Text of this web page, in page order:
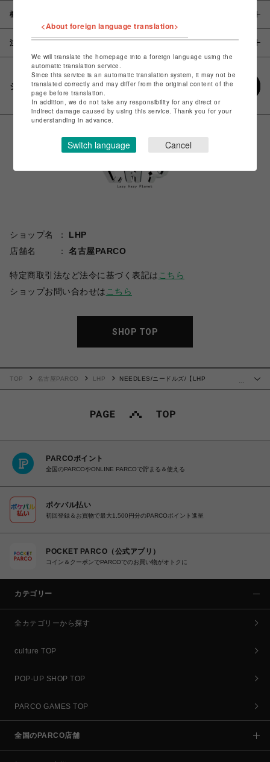
概要
注意事項
シェアする
ショップ名
LHP
店舗名
名古屋PARCO
特定商取引法など法令に基づく表記は こちら
ショップお問い合わせは こちら
SHOP TOP
…
TOP 名古屋PARCO LHP
NEEDLES/ニードルズ/【LHP
PARCOポイント
全国のPARCOやONLINE PARCOで貯まる＆使える
ポケパル払い
初回登録＆お買物で最大1,500円分のPARCOポイント進呈
POCKET PARCO（公式アプリ）
コイン＆クーポンでPARCOでのお買い物がオトクに
カテゴリー
全カテゴリーから探す
culture TOP
POP-UP SHOP TOP
PARCO GAMES TOP
全国のPARCO店舗
<About foreign language translation>
We will translate the homepage into a foreign language using the
automatic translation service.
Since this service is an automatic translation system, it may not be
translated correctly and may differ from the original content of the
page before translation.
In addition, we do not take any responsibility for any direct or
indirect damage caused by using this service. Thank you for your
understanding in advance.
Switch language Cancel